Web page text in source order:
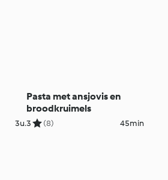
3u.
Pasta met ansjovis en
broodkruimels
3 (8) 45min